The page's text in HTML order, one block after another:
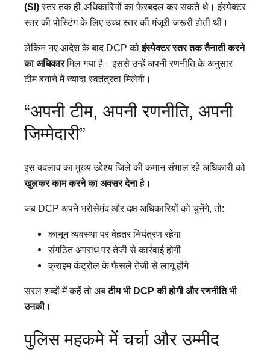
(SI)स्तर तक ही अधिकारियों का फेरबदल कर सकते थे। इंस्पेक्टर
स्तर की पोस्टिंग के लिए उच्च स्तर की मंजूरी जरूरी होती थी।
लेकिन नए आदेश के बाद DCP कोइंस्पेक्टर स्तर तक तैनाती करने
का अधिकारमिल गया है। इससे उन्हें अपनी रणनीति के अनुसार
टीम बनाने में ज्यादा स्वतंत्रता मिलेगी।
“अपनी टीम, अपनी रणनीति, अपनी
जिम्मेदारी”
इस बदलाव का मुख्य उद्देश्य जिले की कमान संभाल रहे अधिकारी को
खुलकर काम करने का अवसर देनाहै।
जब DCP अपने भरोसेमंद और दक्ष अधिकारियों को चुनेंगे, तो:
कानून व्यवस्था पर बेहतर नियंत्रण रहेगा
संगठित अपराध पर तेजी से कार्रवाई होगी
क्राइम कंट्रोल के फैसले तेजी से लागू होंगे
सरल शब्दों में कहें तो अबटीम भी DCP की होगी और रणनीति भी
उनकी।
पुलिस महकमे में चर्चा और उम्मीद